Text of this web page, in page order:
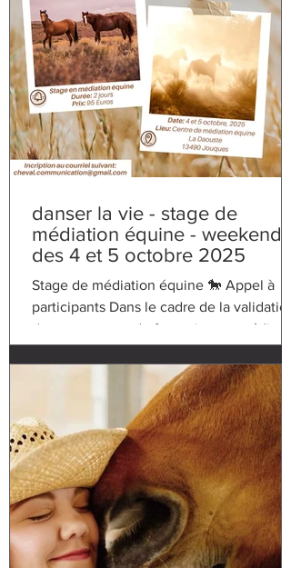
danser la vie - stage de
médiation équine - weekend
des 4 et 5 octobre 2025
Stage de médiation équine 🐎 Appel à
participants Dans le cadre de la validation
de notre cursus de formation en
équine, nous...